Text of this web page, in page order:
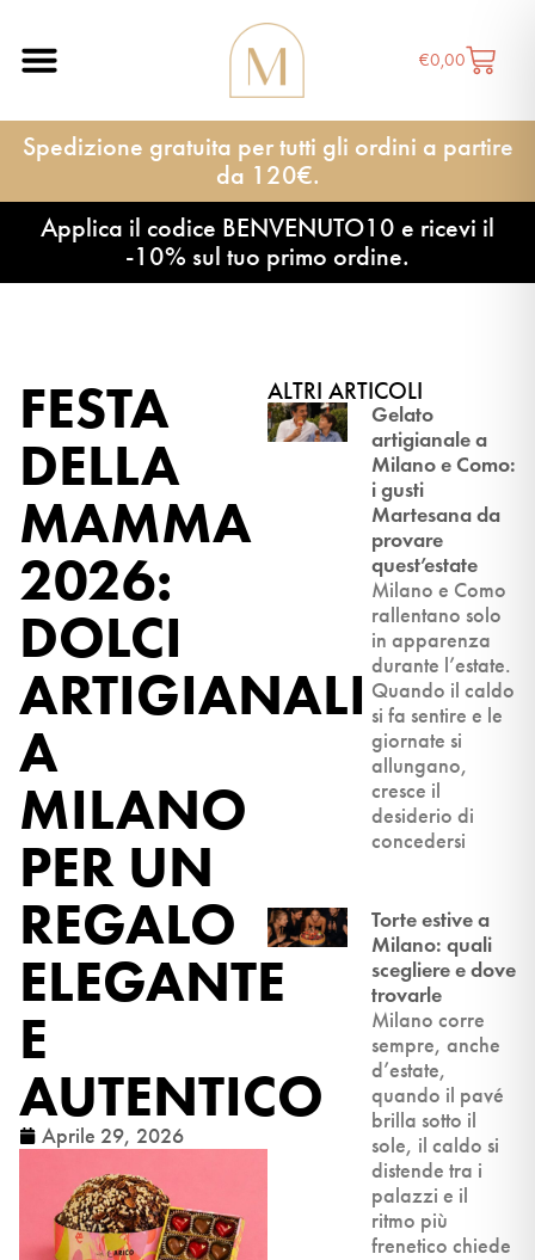
€0,00
Spedizione gratuita per tutti gli ordini a partire
da 120€.
Applica il codice BENVENUTO10 e ricevi il
-10% sul tuo primo ordine.
FESTA
DELLA
MAMMA
2026:
DOLCI
ARTIGIANALI
A
MILANO
PER UN
REGALO
ELEGANTE
E
AUTENTICO
Aprile 29, 2026
ALTRI ARTICOLI
Gelato
artigianale a
Milano e Como:
i gusti
Martesana da
provare
quest’estate
Milano e Como
rallentano solo
in apparenza
durante l’estate.
Quando il caldo
si fa sentire e le
giornate si
allungano,
cresce il
desiderio di
concedersi
Torte estive a
Milano: quali
scegliere e dove
trovarle
Milano corre
sempre, anche
d’estate,
quando il pavé
brilla sotto il
sole, il caldo si
distende tra i
palazzi e il
ritmo più
frenetico chiede